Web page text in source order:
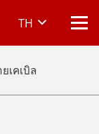
TH
เคเบิล